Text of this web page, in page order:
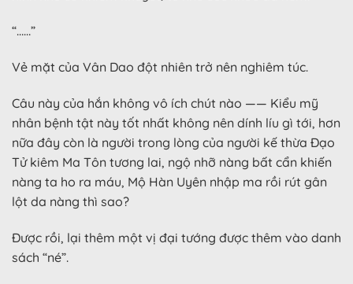
“……”
Vẻ mặt của Vân Dao đột nhiên trở nên nghiêm túc.
Câu này của hắn không vô ích chút nào —— Kiểu mỹ
nhân bệnh tật này tốt nhất không nên dính líu gì tới, hơn
nữa đây còn là người trong lòng của người kế thừa Đạo
Tử kiêm Ma Tôn tương lai, ngộ nhỡ nàng bất cẩn khiến
nàng ta ho ra máu, Mộ Hàn Uyên nhập ma rồi rút gân
lột da nàng thì sao?
Được rồi, lại thêm một vị đại tướng được thêm vào danh
sách “né”.